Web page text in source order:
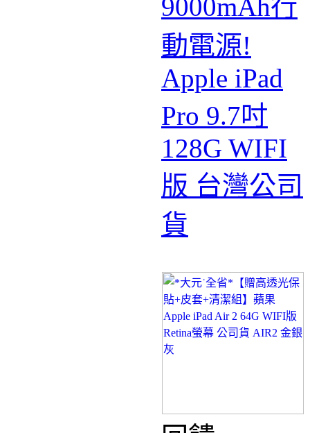
9000mAh行
動電源!
Apple iPad
Pro 9.7吋
128G WIFI
版 台灣公司
貨